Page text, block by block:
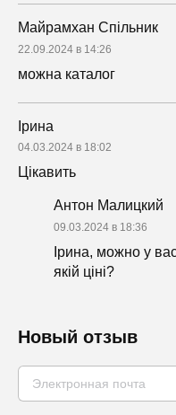
Майрамхан Спільник
22.09.2024 в 14:26
можна каталог
Ірина
04.03.2024 в 18:02
Цікавить
Антон Малицкий
09.03.2024 в 18:36
Ірина, можно у
якій ціні?
Новый отзыв